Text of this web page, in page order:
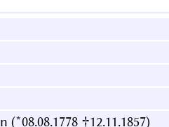
†12.11.1857)